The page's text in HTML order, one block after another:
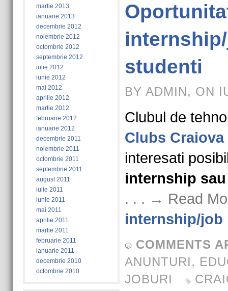
martie 2013
ianuarie 2013
decembrie 2012
noiembrie 2012
octombrie 2012
septembrie 2012
iulie 2012
iunie 2012
mai 2012
aprilie 2012
martie 2012
februarie 2012
ianuarie 2012
decembrie 2011
noiembrie 2011
octombrie 2011
septembrie 2011
august 2011
iulie 2011
iunie 2011
mai 2011
aprilie 2011
martie 2011
februarie 2011
ianuarie 2011
decembrie 2010
octombrie 2010
studenti
BY ADMIN, ON
Clubul de
Clubs Craiova
interesati
internship
. . . → Read
internship/job
COMMENTS
ANUNTURI,
JOBURI